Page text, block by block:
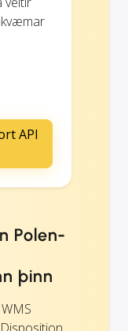
API
Polen-
þinn